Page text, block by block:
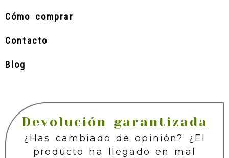
Cómo comprar
Contacto
Blog
Devolución garantizada
¿Has cambiado de opinión? ¿El
producto ha llegado en mal